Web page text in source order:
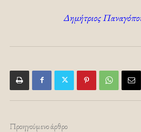
Δημήτριος
Προηγούμενο άρθρο